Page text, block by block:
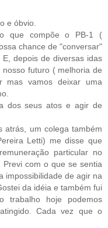
e óbvio.
que compõe o PB-1 (
chance de "conversar"
depois de diversas idas
futuro ( melhoria de
mas vamos deixar uma
dos seus atos e agir de
atrás, um colega também
Letti) me disse que
particular no
com o que se sentia
impossibilidade de agir na
da idéia e também fui
trabalho hoje podemos
Cada vez que o